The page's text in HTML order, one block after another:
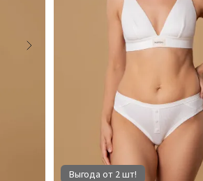
Выгода от 2 шт!